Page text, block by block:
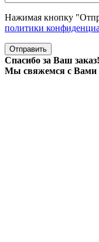
Нажимая кнопку
политики
Отправить
Спасибо за Ваш заказ!
Мы свяжемся с Вами